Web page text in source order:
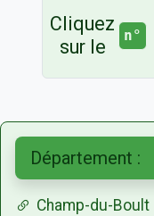
Cliquez
sur le
n°
Département :
Champ-du-Boult